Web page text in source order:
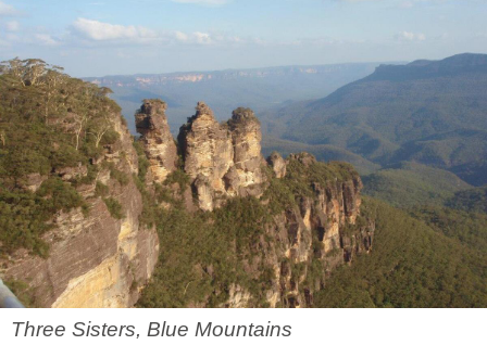
Three Sisters, Blue Mountains